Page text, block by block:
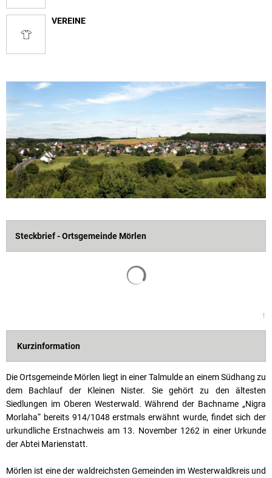
VEREINE
Steckbrief - Ortsgemeinde Mörlen
↑
Kurzinformation
Die Ortsgemeinde Mörlen liegt in einer Talmulde an einem Südhang zu
dem Bachlauf der Kleinen Nister. Sie gehört zu den ältesten
Siedlungen im Oberen Westerwald. Während der Bachname „Nigra
Morlaha“ bereits 914/1048 erstmals erwähnt wurde, findet sich der
urkundliche Erstnachweis am 13. November 1262 in einer Urkunde
der Abtei Marienstatt.
Mörlen ist eine der waldreichsten Gemeinden im Westerwaldkreis und